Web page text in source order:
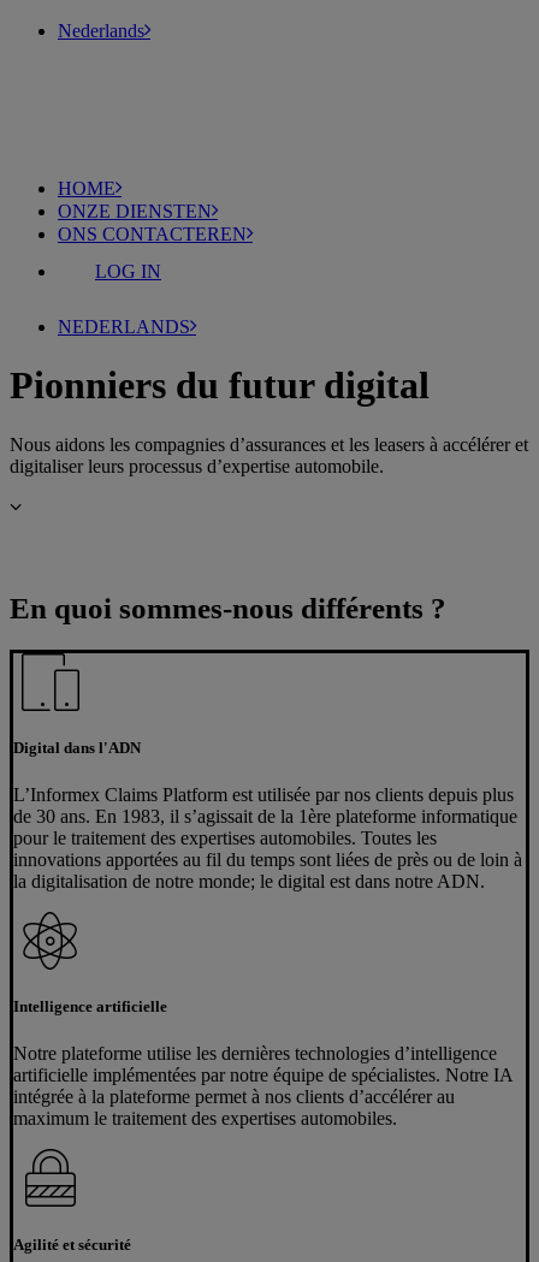
Nederlands
HOME
ONZE DIENSTEN
ONS CONTACTEREN
LOG IN
NEDERLANDS
Pionniers du futur digital
Nous aidons les compagnies d’assurances et les leasers à accélérer et
digitaliser leurs processus d’expertise automobile.
En quoi sommes-nous différents ?
Digital dans l'ADN
L’Informex Claims Platform est utilisée par nos clients depuis plus
de 30 ans. En 1983, il s’agissait de la 1ère plateforme informatique
pour le traitement des expertises automobiles. Toutes les
innovations apportées au fil du temps sont liées de près ou de loin à
la digitalisation de notre monde; le digital est dans notre ADN.
Intelligence artificielle
Notre plateforme utilise les dernières technologies d’intelligence
artificielle implémentées par notre équipe de spécialistes. Notre IA
intégrée à la plateforme permet à nos clients d’accélérer au
maximum le traitement des expertises automobiles.
Agilité et sécurité